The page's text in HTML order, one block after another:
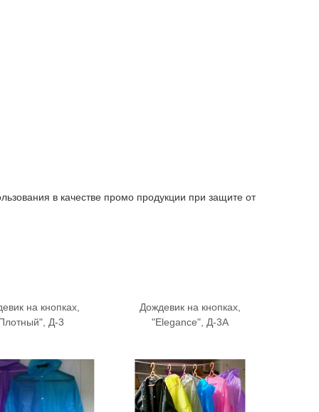
в качестве промо продукции при защите от
на кнопках,
Д-3
Дождевик на кнопках,
"Elegance", Д-3А